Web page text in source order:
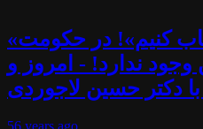
«هر دو را با هم انتخاب کنیم»! در حکومت
ندارد! - امروز و
دکتر حسین لاجوردی
56 years ago